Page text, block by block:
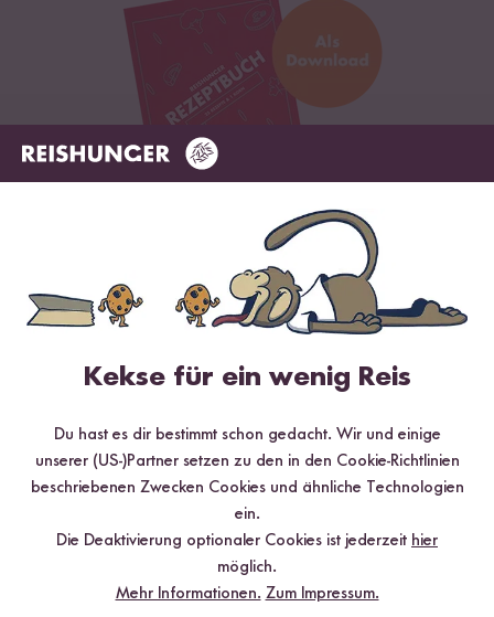
Digitales Rezeptbuch per E-Mail
✔️ 25 leckere Rezepte aus unseren bunten Kochwelten
✔️ Inklusive Tipps & Tricks für die Zubereitung
Jetzt sichern
*Das Digitale Rezeptbuch wird dir nach vollständiger Anmeldung zum Newsletter
Kekse für ein wenig Reis
Du hast es dir bestimmt schon gedacht. Wir und einige
unserer (US-)Partner setzen zu den in den Cookie-Richtlinien
beschriebenen Zwecken Cookies und ähnliche Technologien
ein.
Die Deaktivierung optionaler Cookies ist jederzeit hier
möglich.
Mehr Informationen. Zum Impressum.